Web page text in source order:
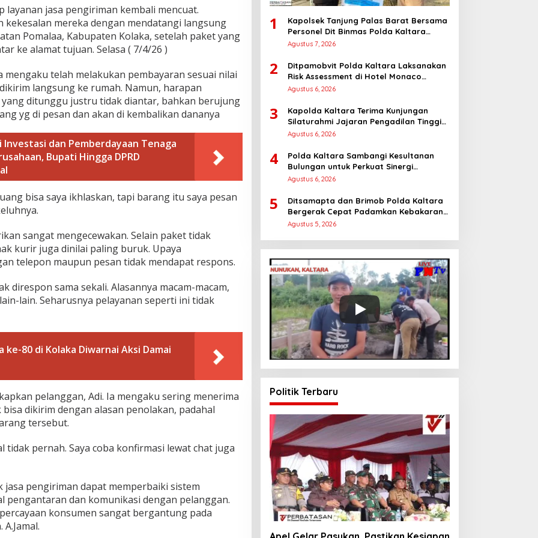
layanan jasa pengiriman kembali mencuat.
kekesalan mereka dengan mendatangi langsung
Pomalaa, Kabupaten Kolaka, setelah paket yang
ke alamat tujuan. Selasa ( 7/4/26 )
telah melakukan pembayaran sesuai nilai
langsung ke rumah. Namun, harapan
ditunggu justru tidak diantar, bahkan berujung
yg di pesan dan akan di kembalikan dananya
dan Pemberdayaan Tenaga
Bupati Hingga DPRD
bisa saya ikhlaskan, tapi barang itu saya pesan
sangat mengecewakan. Selain paket tidak
kurir juga dinilai paling buruk. Upaya
telepon maupun pesan tidak mendapat respons.
direspon sama sekali. Alasannya macam-macam,
lain. Seharusnya pelayanan seperti ini tidak
ke-80 di Kolaka Diwarnai Aksi Damai
pelanggan, Adi. Ia mengaku sering menerima
dikirim dengan alasan penolakan, padahal
tersebut.
tidak pernah. Saya coba konfirmasi lewat chat juga
pengiriman dapat memperbaiki sistem
pengantaran dan komunikasi dengan pelanggan.
konsumen sangat bergantung pada
1
Kapolsek Tanjung Palas Barat Bersama
Personel Dit Binmas Polda Kaltara
Salurkan Beras SPHP Kepada
Agustus 7, 2026
2
Ditpamobvit Polda Kaltara Laksanakan
Risk Assessment di Hotel Monaco
Tarakan
Agustus 6, 2026
3
Kapolda Kaltara Terima Kunjungan
Silaturahmi Jajaran Pengadilan Tinggi
Kaltara
Agustus 6, 2026
4
Polda Kaltara Sambangi Kesultanan
Bulungan untuk Perkuat Sinergi
Kamtibmas
Agustus 6, 2026
5
Ditsamapta dan Brimob Polda Kaltara
Bergerak Cepat Padamkan Kebakaran
Lahan Gambut 2 Hektar di Bulungan
Agustus 5, 2026
Politik Terbaru